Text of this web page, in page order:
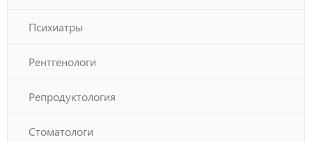
Психиатры
Рентгенологи
Репродуктология
Стоматологи